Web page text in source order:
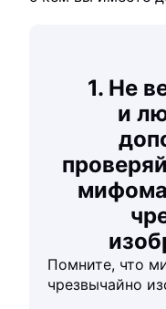
1. Не
и
Помните, что
чрезвычайно